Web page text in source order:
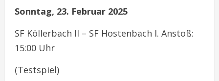
Sonntag, 23. Februar 2025
SF Köllerbach II – SF Hostenbach I. Anstoß:
15:00 Uhr
(Testspiel)